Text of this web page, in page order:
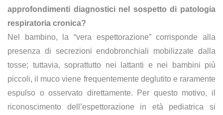
approfondimenti diagnostici nel sospetto di patologia
respiratoria cronica?
Nel bambino, la “vera espettorazione” corrisponde alla
presenza di secrezioni endobronchiali mobilizzate dalla
tosse; tuttavia, soprattutto nei lattanti e nei bambini più
piccoli, il muco viene frequentemente deglutito e raramente
espulso o osservato direttamente. Per questo motivo, il
riconoscimento dell’espettorazione in età pediatrica si